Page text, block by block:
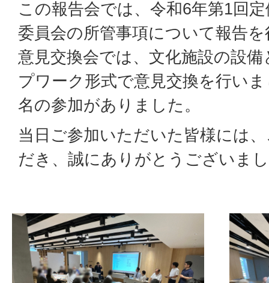
この報告会では、令和6年第1回
委員会の所管事項について報告
意見交換会では、文化施設の設
プワーク形式で意見交換を行い
名の参加がありました。
当日ご参加いただいた皆様には
だき、誠にありがとうございま